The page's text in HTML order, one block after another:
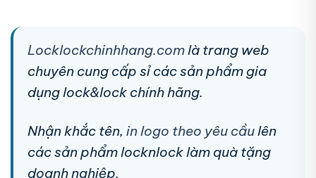
Locklockchinhhang.com là trang web
chuyên cung cấp sỉ các sản phẩm gia
dụng lock&lock chính hãng.
Nhận khắc tên, in logo theo yêu cầu lên
các sản phẩm locknlock làm quà tặng
doanh nghiệp.